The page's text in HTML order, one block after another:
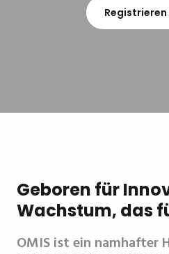
Registrieren
Geboren für
Wachstum, das
OMIS ist ein namhafter